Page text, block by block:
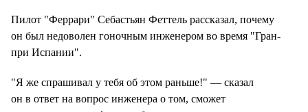
Пилот "Феррари" Себастьян Феттель рассказал, почему
он был недоволен гоночным инженером во время "Гран-
при Испании".
"Я же спрашивал у тебя об этом раньше!" — сказал
он в ответ на вопрос инженера о том, сможет